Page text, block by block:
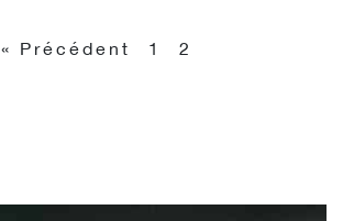
« Précédent 1 2